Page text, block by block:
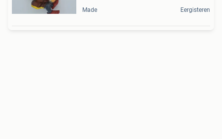
Made Eergisteren